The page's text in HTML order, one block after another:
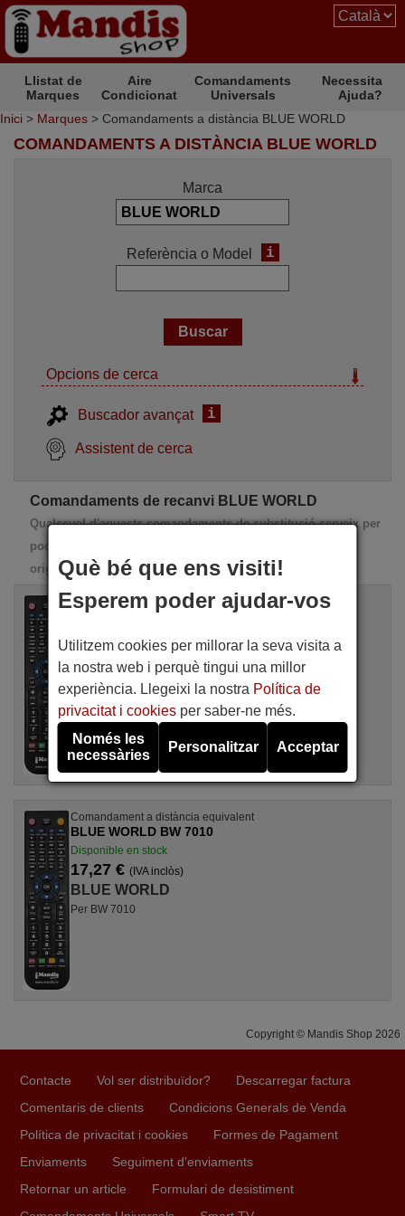
Llistat de
Marques
Aire
Condicionat
Comandaments
Universals
Necessita
Ajuda?
Inici > Marques > Comandaments a distància BLUE WORLD
COMANDAMENTS A DISTÀNCIA BLUE WORLD
Marca
Referència o Model i
Opcions de cerca
Buscador avançat i
Assistent de cerca
Comandaments de recanvi BLUE WORLD
Qualsevol d'aquests comandaments de substitució serveix per
poder realitzar el 100% de les funcions del comandament
original
Comandament a distància equivalent
BLUE WORLD BW 7010
17,27 € (IVA inclòs)
BLUE WORLD
Per BW 7010
Comandament a distància equivalent
BLUE WORLD BW 7010
Disponible en stock
17,27 € (IVA inclòs)
BLUE WORLD
Per BW 7010
Copyright © Mandis Shop 2026
Contacte Vol ser distribuïdor?
Descarregar factura
Comentaris de clients
Condicions Generals de Venda
Política de privacitat i cookies
Formes de Pagament
Enviaments
Seguiment d'enviaments
Retornar un article
Formulari de desistiment
Què bé que ens visiti!
Esperem poder ajudar-vos
Utilitzem cookies per millorar la seva visita a
la nostra web i perquè tingui una millor
experiència. Llegeixi la nostra Política de
privacitat i cookiesper saber-ne més.
Només les
necessàries
Personalitzar Acceptar